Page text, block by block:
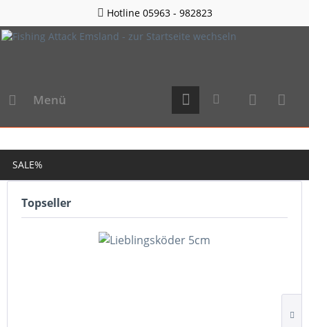
Hotline 05963 - 982823
Menü
SALE%
Topseller